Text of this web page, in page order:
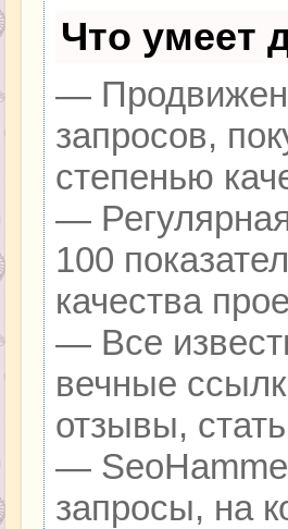
Что умеет
—
запросов,
степенью
—
100
качества
— Все
вечные
отзывы,
—
запросы, на